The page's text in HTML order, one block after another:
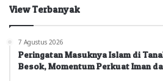
View Terbanyak
7 Agustus 2026
Peringatan Masuknya Islam di
Besok, Momentum Perkuat Iman